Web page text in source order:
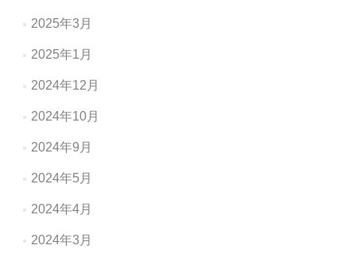
2025年3月
2025年1月
2024年12月
2024年10月
2024年9月
2024年5月
2024年4月
2024年3月